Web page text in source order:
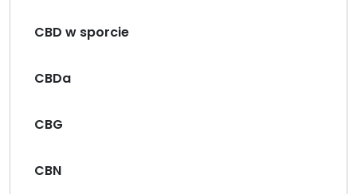
CBD w sporcie
CBDa
CBG
CBN